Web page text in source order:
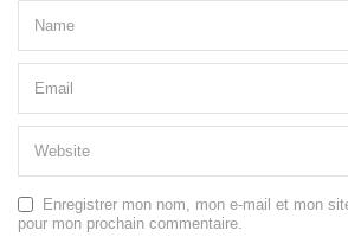
Enregistrer mon nom, mon e-mail et mon
pour mon prochain commentaire.